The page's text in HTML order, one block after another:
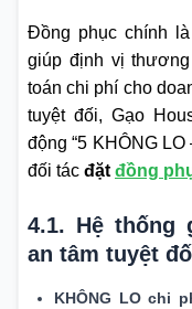
Đồng phục chính
giúp định vị
toán chi phí cho
tuyệt đối, Gạo
động “5 KHÔNG
đối tác đặt đồng
4.1. Hệ thống
an tâm tuyệt
KHÔNG LO chi